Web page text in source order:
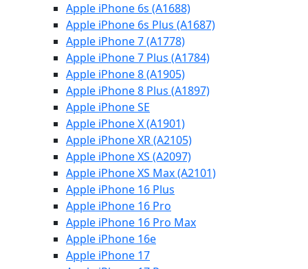
Apple iPhone 6s (A1688)
Apple iPhone 6s Plus (A1687)
Apple iPhone 7 (A1778)
Apple iPhone 7 Plus (A1784)
Apple iPhone 8 (A1905)
Apple iPhone 8 Plus (A1897)
Apple iPhone SE
Apple iPhone X (A1901)
Apple iPhone XR (A2105)
Apple iPhone XS (A2097)
Apple iPhone XS Max (A2101)
Apple iPhone 16 Plus
Apple iPhone 16 Pro
Apple iPhone 16 Pro Max
Apple iPhone 16e
Apple iPhone 17